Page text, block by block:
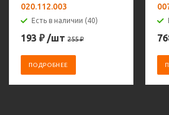
020.112.003
Есть в наличии (40)
193 ₽ /шт 255₽
ПОДРОБНЕЕ